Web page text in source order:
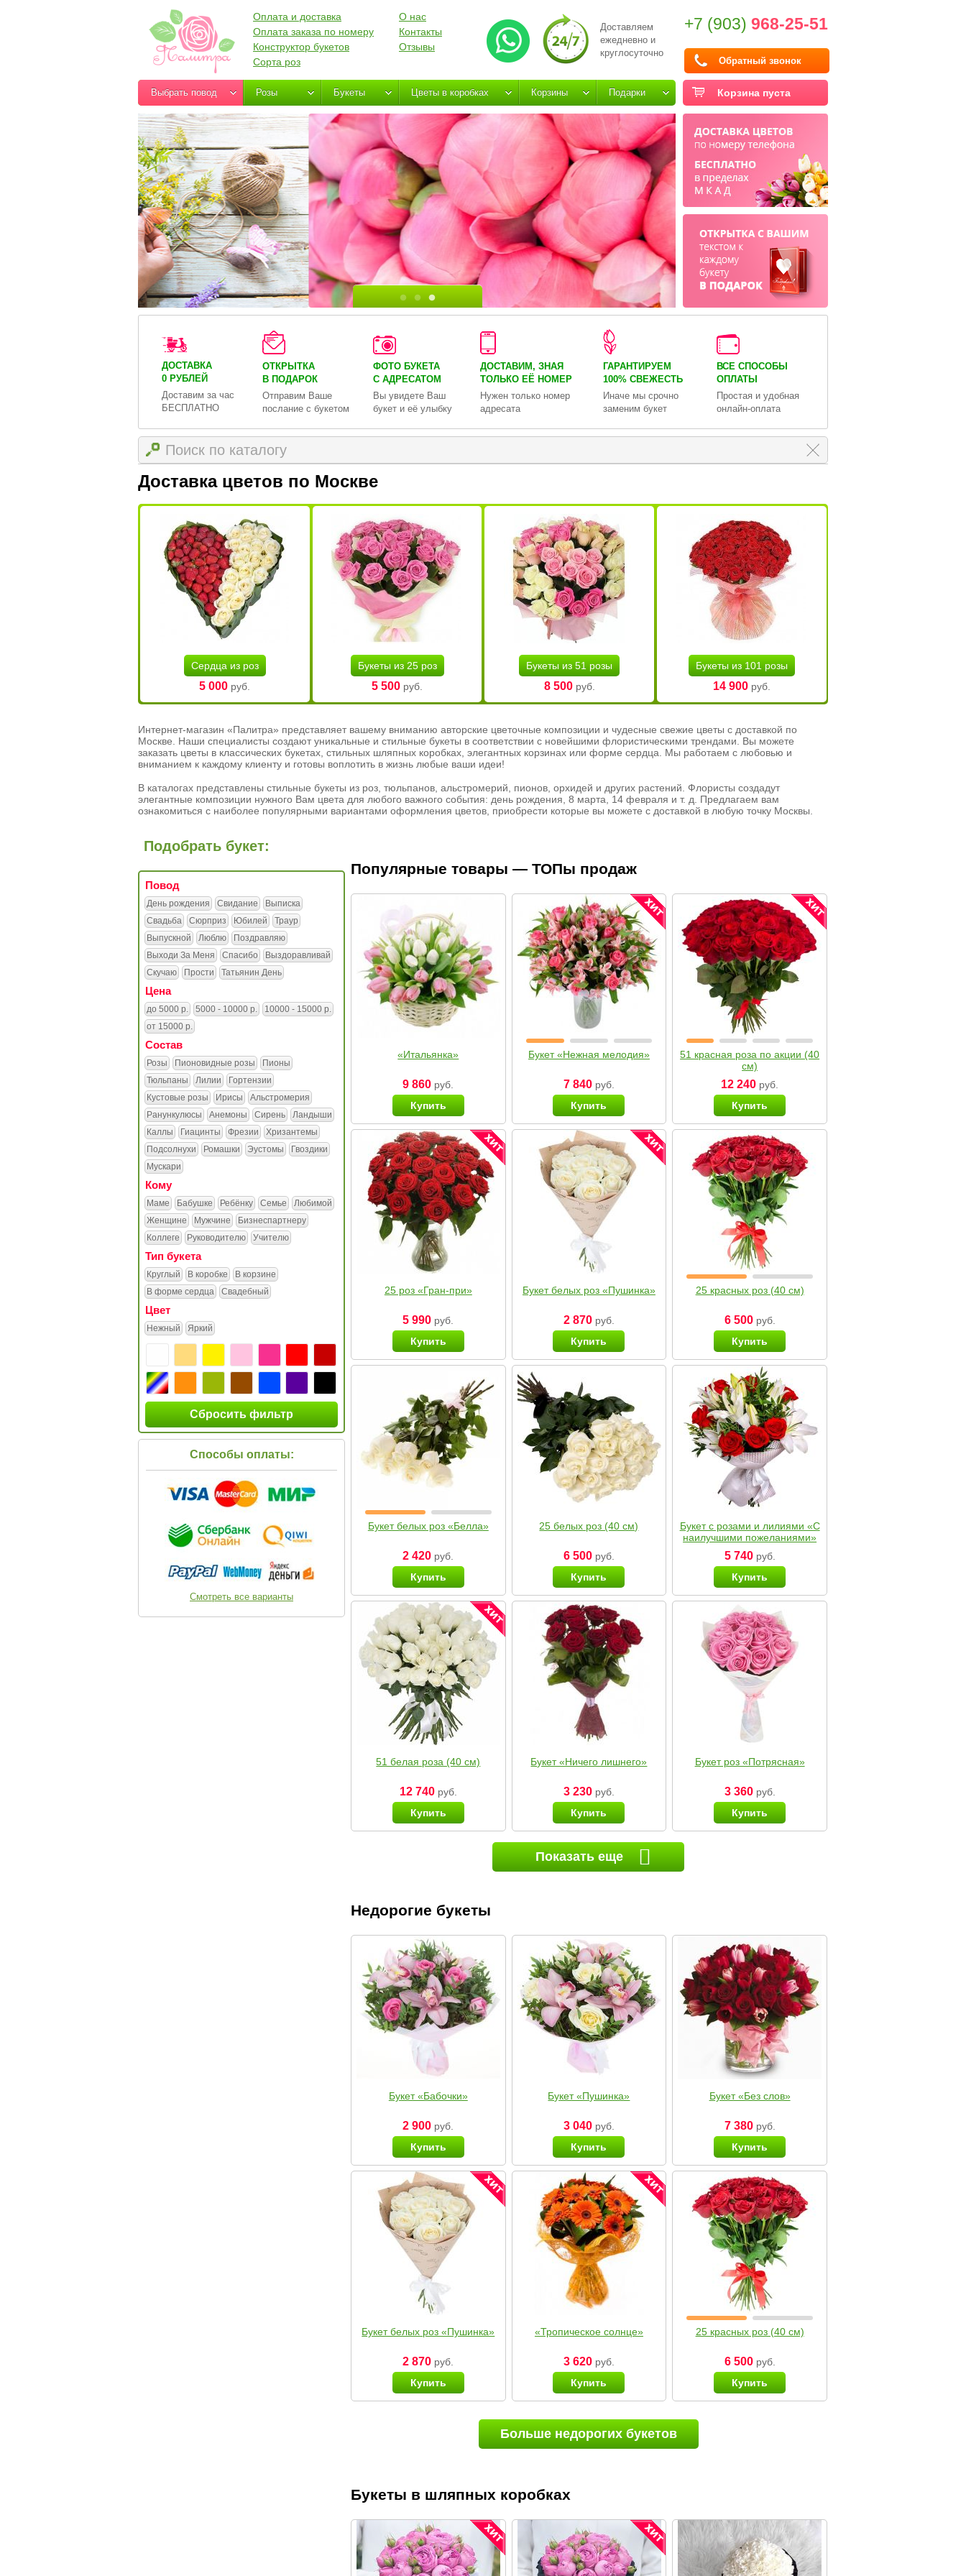
Доставляем
ежедневно и
круглосуточно
+7 (903) 968-25-51
Обратный звонок
Оплата и доставка
Оплата заказа по номеру
Конструктор букетов
Сорта роз
О нас
Контакты
Отзывы
Корзина пуста
Выбрать повод Розы Букеты Цветы в коробках Корзины Подарки
ДОСТАВКА
0 РУБЛЕЙ
Доставим за час
БЕСПЛАТНО
ОТКРЫТКА
В ПОДАРОК
Отправим Ваше
послание с букетом
ФОТО БУКЕТА
С АДРЕСАТОМ
Вы увидете Ваш
букет и её улыбку
ДОСТАВИМ, ЗНАЯ
ТОЛЬКО ЕЁ НОМЕР
Нужен только номер
адресата
ГАРАНТИРУЕМ
100% СВЕЖЕСТЬ
Иначе мы срочно
заменим букет
ВСЕ СПОСОБЫ
ОПЛАТЫ
Простая и удобная
онлайн-оплата
Доставка цветов по Москве
Сердца из роз
5 000 руб.
Букеты из 25 роз
5 500 руб.
Букеты из 51 розы
8 500руб.
Букеты из 101 розы
14 900руб.
Интернет-магазин «Палитра» представляет вашему вниманию авторские цветочные композиции и чудесные свежие цветы с доставкой по
Москве. Наши специалисты создают уникальные и стильные букеты в соответствии с новейшими флористическими трендами. Вы можете
заказать цветы в классических букетах, стильных шляпных коробках, элегантных корзинах или форме сердца. Мы работаем с любовью и
вниманием к каждому клиенту и готовы воплотить в жизнь любые ваши идеи!
В каталогах представлены стильные букеты из роз, тюльпанов, альстромерий, пионов, орхидей и других растений. Флористы создадут
элегантные композиции нужного Вам цвета для любого важного события: день рождения, 8 марта, 14 февраля и т. д. Предлагаем вам
ознакомиться с наиболее популярными вариантами оформления цветов, приобрести которые вы можете с доставкой в любую точку Москвы.
Подобрать букет:
Повод
День рождения Свидание
Выписка
Свадьба
Сюрприз Юбилей
Траур
Выпускной
Люблю
Поздравляю
Выходи За Меня
Спасибо
Выздоравливай
Скучаю
Прости Татьянин День
Цена
до 5000 р. 5000 - 10000 р.
10000 - 15000 р.
от 15000 р.
Состав
Розы Пионовидные розы
Пионы
Тюльпаны
Лилии
Гортензии
Кустовые розы
Ирисы
Альстромерия
Ранункулюсы
Анемоны Сирень
Ландыши
Каллы
Гиацинты Фрезии
Хризантемы
Подсолнухи
Ромашки Эустомы
Гвоздики
Мускари
Кому
Маме Бабушке Ребёнку Семье
Любимой
Женщине
Мужчине
Бизнеспартнеру
Коллеге
Руководителю Учителю
Тип букета
Круглый В коробке
В корзине
В форме сердца
Свадебный
Цвет
Нежный Яркий
Сбросить фильтр
Способы оплаты:
Смотреть все варианты
Популярные товары — ТОПы продаж
«Итальянка»
9 860 руб.
Купить
Букет «Нежная мелодия»
7 840руб.
Купить
51 красная роза по акции (40
см)
12 240 руб.
Купить
25 роз «Гран-при»
5 990 руб.
Купить
Букет белых роз «Пушинка»
2 870руб.
Купить
25 красных роз (40 см)
6 500руб.
Купить
Букет белых роз «Белла»
2 420 руб.
Купить
25 белых роз (40 см)
6 500руб.
Купить
Букет с розами и лилиями «С
наилучшими пожеланиями»
5 740руб.
Купить
51 белая роза (40 см)
12 740руб.
Купить
Букет «Ничего лишнего»
3 230руб.
Купить
Букет роз «Потрясная»
3 360руб.
Купить
Показать еще
Недорогие букеты
Букет «Бабочки»
2 900 руб.
Купить
Букет «Пушинка»
3 040руб.
Купить
Букет «Без слов»
7 380руб.
Купить
Букет белых роз «Пушинка»
2 870 руб.
Купить
«Тропическое солнце»
3 620руб.
Купить
25 красных роз (40 см)
6 500руб.
Купить
Больше недорогих букетов
Букеты в шляпных коробках